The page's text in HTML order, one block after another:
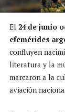
El 24 de junio
efemérides
confluyen
literatura y la
marcaron a la
aviación